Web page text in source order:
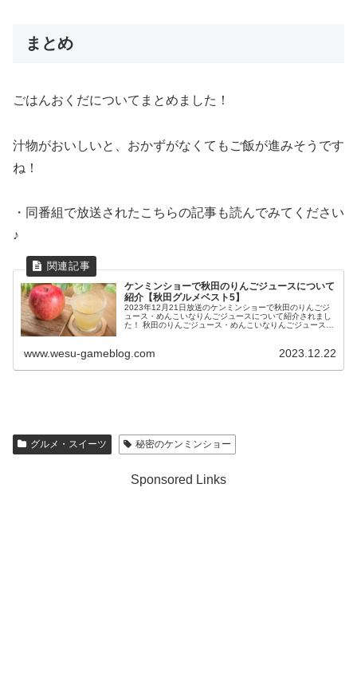
まとめ
ごはんおくだについてまとめました！
汁物がおいしいと、おかずがなくてもご飯が進みそうです
ね！
・同番組で放送されたこちらの記事も読んでみてください
♪
ケンミンショーで秋田のりんごジュースについて
紹介【秋田グルメベスト5】
2023年12月21日放送のケンミンショーで秋田のりんごジ
ュース・めんこいなりんごジュースについて紹介されまし
た！ 秋田のりんごジュース・めんこいなりんごジュースが
www.wesu-gameblog.com 2023.12.22
グルメ・スイーツ 秘密のケンミンショー
Sponsored Links